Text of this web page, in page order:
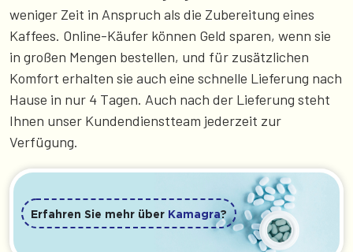
weniger Zeit in Anspruch als die Zubereitung eines
Kaffees. Online-Käufer können Geld sparen, wenn sie
in großen Mengen bestellen, und für zusätzlichen
Komfort erhalten sie auch eine schnelle Lieferung nach
Hause in nur 4 Tagen. Auch nach der Lieferung steht
Ihnen unser Kundendienstteam jederzeit zur
Verfügung.
Erfahren Sie mehr über Kamagra?